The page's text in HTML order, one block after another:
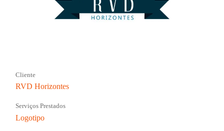
Cliente
RVD Horizontes
Serviços Prestados
Logotipo